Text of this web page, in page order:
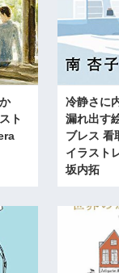
ト
冷静さに
漏れ出す
ブレス 看
イラスト
坂内拓